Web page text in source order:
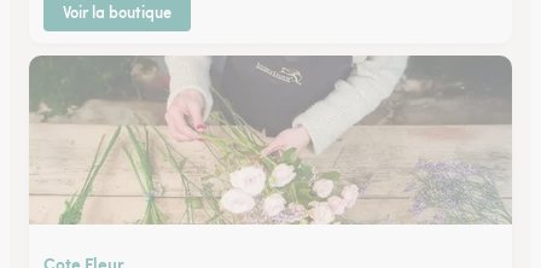
Voir la boutique
Cote Fleur